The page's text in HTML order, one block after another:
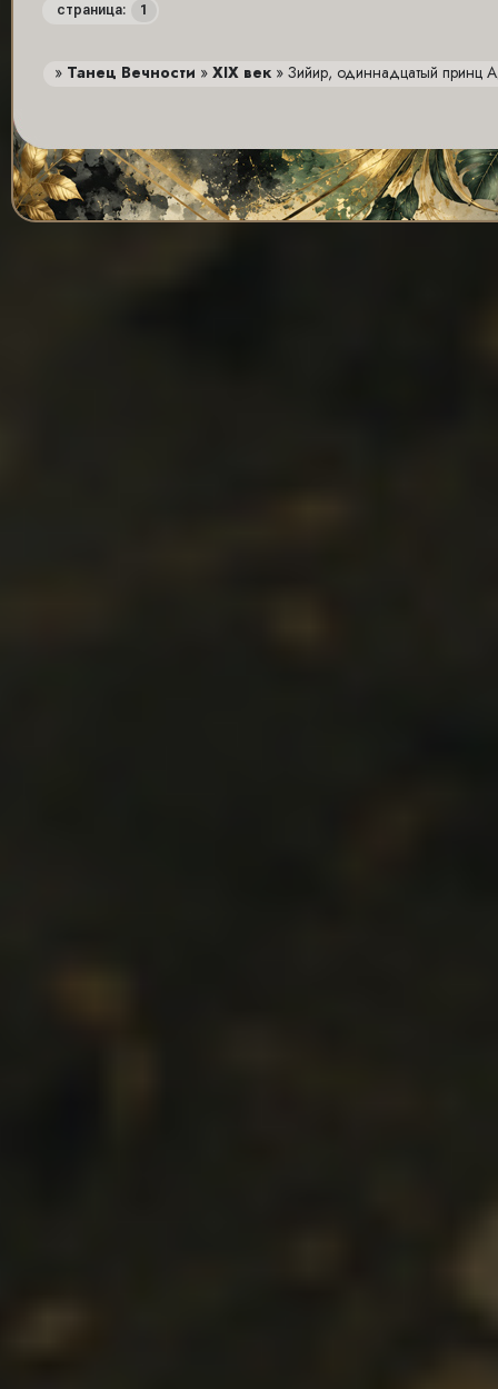
страница: 1
» Танец Вечности » XIX век » Зийир, одиннадцатый принц